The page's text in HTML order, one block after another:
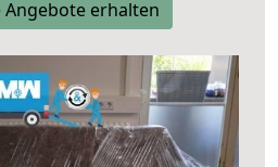
Angebote erhalten